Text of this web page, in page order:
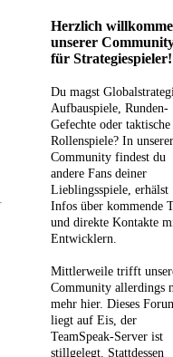
Herzlich
unserer
für Strategiespieler!
Du magst
Aufbauspiele, Runden-
Gefechte oder taktische
Rollenspiele? In
Community findest du
andere Fans deiner
Lieblingsspiele, erhälst
Infos über kommende
und direkte Kontakte
Entwicklern.
Mittlerweile trifft
Community allerdings
mehr hier. Dieses
liegt auf Eis, der
TeamSpeak-Server ist
stillgelegt. Stattdessen